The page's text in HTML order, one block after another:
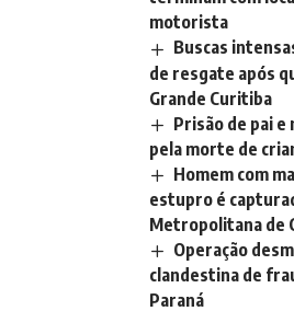
motorista
Buscas
de resgate após
Grande Curitiba
Prisão de pai
pela morte de
Homem com
estupro é
Metropolitana de
Operação
clandestina de
Paraná